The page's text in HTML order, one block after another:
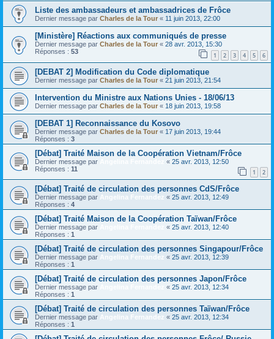
Liste des ambassadeurs et ambassadrices de Frôce
Dernier message par Charles de la Tour « 11 juin 2013, 22:00
[Ministère] Réactions aux communiqués de presse
Dernier message par Charles de la Tour « 28 avr. 2013, 15:30
Réponses : 53 1 2 3 4 5 6
[DEBAT 2] Modification du Code diplomatique
Dernier message par Charles de la Tour « 21 juin 2013, 21:54
Intervention du Ministre aux Nations Unies - 18/06/13
Dernier message par Charles de la Tour « 18 juin 2013, 19:58
[DEBAT 1] Reconnaissance du Kosovo
Dernier message par Charles de la Tour « 17 juin 2013, 19:44
Réponses : 3
[Débat] Traité Maison de la Coopération Vietnam/Frôce
Dernier message par « 25 avr. 2013, 12:50
Réponses : 11 1 2
[Débat] Traité de circulation des personnes CdS/Frôce
Dernier message par Angelina Fernandez « 25 avr. 2013, 12:49
Réponses : 4
[Débat] Traité Maison de la Coopération Taïwan/Frôce
Dernier message par « 25 avr. 2013, 12:40
Réponses : 1
[Débat] Traité de circulation des personnes Singapour/Frôce
Dernier message par Angelina Fernandez « 25 avr. 2013, 12:39
Réponses : 1
[Débat] Traité de circulation des personnes Japon/Frôce
Dernier message par « 25 avr. 2013, 12:34
Réponses : 1
[Débat] Traité de circulation des personnes Taïwan/Frôce
Dernier message par Angelina Fernandez « 25 avr. 2013, 12:34
Réponses : 1